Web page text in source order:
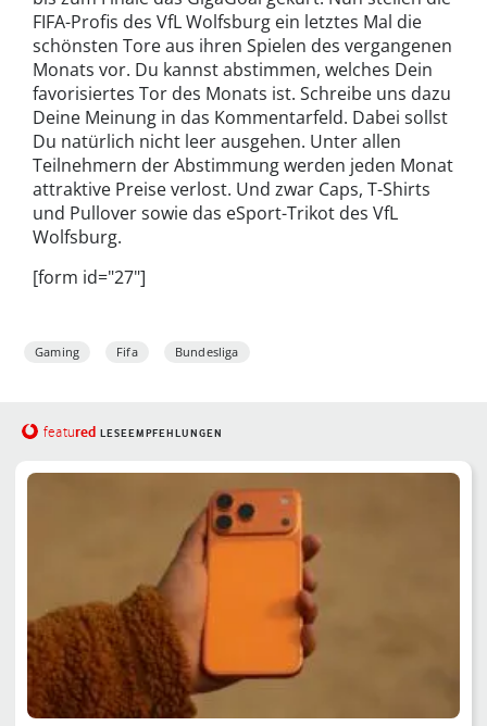
FIFA-Profis des VfL Wolfsburg ein letztes Mal die
schönsten Tore aus ihren Spielen des vergangenen
Monats vor. Du kannst abstimmen, welches Dein
favorisiertes Tor des Monats ist. Schreibe uns dazu
Deine Meinung in das Kommentarfeld. Dabei sollst
Du natürlich nicht leer ausgehen. Unter allen
Teilnehmern der Abstimmung werden jeden Monat
attraktive Preise verlost. Und zwar Caps, T-Shirts
und Pullover sowie das eSport-Trikot des VfL
Wolfsburg.
[form id="27"]
Gaming Fifa Bundesliga
featured LESEEMPFEHLUNGEN